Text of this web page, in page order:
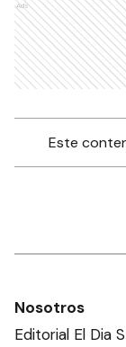
Ads
Este
Nosotros
Editorial El Dia